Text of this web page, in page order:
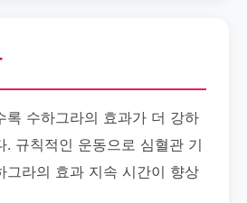
록 수하그라의 효과가 더 강하
. 규칙적인 운동으로 심혈관 기
그라의 효과 지속 시간이 향상